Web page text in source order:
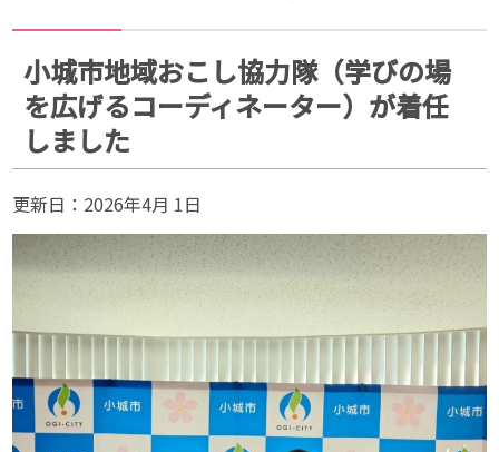
小城市地域おこし協力隊（学びの場
を広げるコーディネーター）が着任
しました
更新日： 2026年4月 1日